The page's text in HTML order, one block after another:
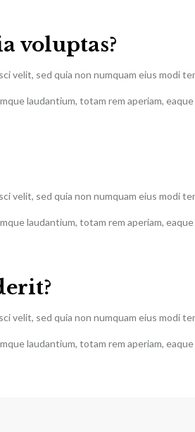
voluptas?
velit, sed quia non numquam eius modi
laudantium, totam rem aperiam,
velit, sed quia non numquam eius modi
laudantium, totam rem aperiam,
velit, sed quia non numquam eius modi
laudantium, totam rem aperiam,